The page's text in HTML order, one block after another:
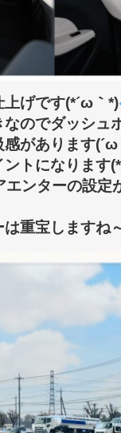
げです(*´ω｀*)
のでダッシュ
があります(´ω
ントになります
ンターの設
重宝しますね